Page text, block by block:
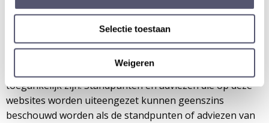
Selectie toestaan
Weigeren
van deze website.
Aansprakelijkheid website derden
websites die via een link vanaf de website van A&M
toegankelijk zijn. Standpunten en adviezen die op deze
websites worden uiteengezet kunnen geenszins
beschouwd worden als de standpunten of adviezen van